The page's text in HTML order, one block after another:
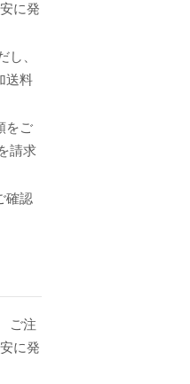
に発
し、
送料
をご
請求
確認
ご注
に発